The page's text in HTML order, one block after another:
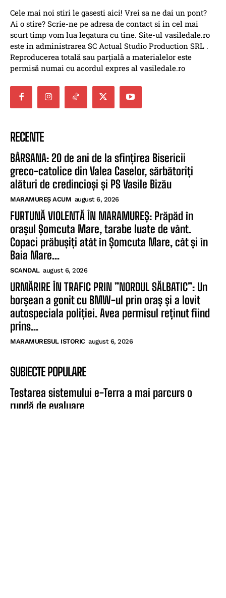
Cele mai noi stiri le gasesti aici! Vrei sa ne dai un pont?
Ai o stire? Scrie-ne pe adresa de contact si in cel mai
scurt timp vom lua legatura cu tine. Site-ul vasiledale.ro
este in administrarea SC Actual Studio Production SRL .
Reproducerea totală sau parțială a materialelor este
permisă numai cu acordul expres al vasiledale.ro
RECENTE
BÂRSANA: 20 de ani de la sfințirea Bisericii
greco-catolice din Valea Caselor, sărbătoriți
alături de credincioși și PS Vasile Bizău
MARAMUREȘ ACUM august 6, 2026
FURTUNĂ VIOLENTĂ ÎN MARAMUREȘ: Prăpăd în
orașul Șomcuta Mare, tarabe luate de vânt.
Copaci prăbușiți atât în Șomcuta Mare, cât și în
Baia Mare...
SCANDAL august 6, 2026
URMĂRIRE ÎN TRAFIC PRIN ”NORDUL SĂLBATIC”: Un
borșean a gonit cu BMW-ul prin oraș și a lovit
autospeciala poliției. Avea permisul reținut fiind
prins...
MARAMURESUL ISTORIC august 6, 2026
SUBIECTE POPULARE
Testarea sistemului e-Terra a mai parcurs o
rundă de evaluare